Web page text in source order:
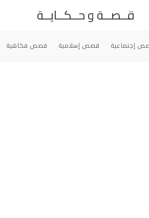
قــصــة و حــكــايــة
إجتماعية قصص إسلامية قصص فكاهية